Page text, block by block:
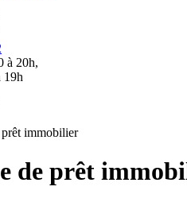
à 20h,
19h
prêt immobilier
de prêt